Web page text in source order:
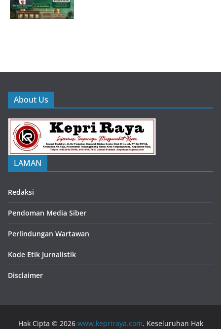
About Us
LAMAN
Redaksi
Pendoman Media Siber
Perlindungan Wartawan
Kode Etik Jurnalistik
Disclaimer
Hak Cipta © 2026 www.kepriraya.com. Keseluruhan Hak